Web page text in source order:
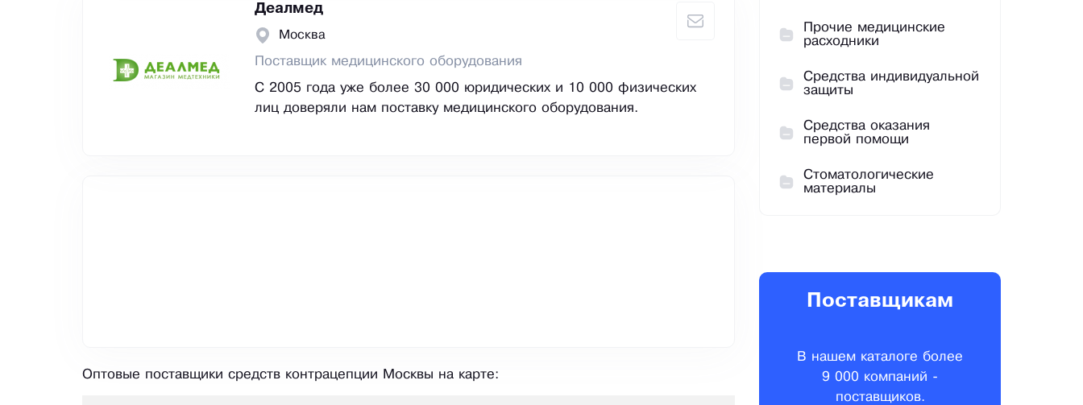
Деалмед
Москва
Поставщик медицинского оборудования
С 2005 года уже более 30 000 юридических и 10 000 физических
лиц доверяли нам поставку медицинского оборудования.
Оптовые поставщики средств контрацепции Москвы на карте:
Прочие медицинские
расходники
Средства индивидуальной
защиты
Средства оказания
первой помощи
Стоматологические
материалы
Поставщикам
В нашем каталоге более
9 000 компаний -
поставщиков.